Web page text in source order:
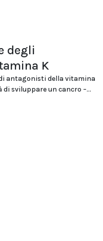
degli
K
antagonisti della vitamina
sviluppare un cancro –...